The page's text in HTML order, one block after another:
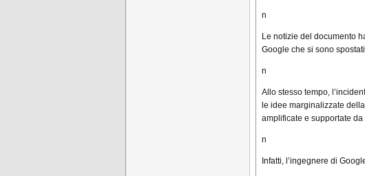
n
Le notizie del documento
Google che si sono
n
Allo stesso tempo,
le idee marginalizzate
amplificate e supportate
n
Infatti, l’ingegnere di